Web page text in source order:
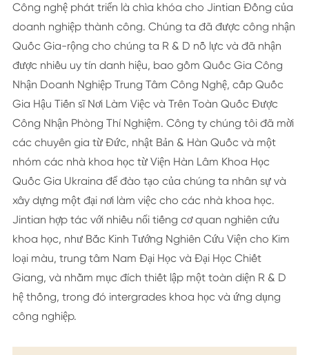
Công nghệ phát triển là chìa khóa cho Jintian Đồng của
doanh nghiệp thành công. Chúng ta đã được công nhận
Quốc Gia-rộng cho chúng ta R & D nỗ lực và đã nhận
được nhiều uy tín danh hiệu, bao gồm Quốc Gia Công
Nhận Doanh Nghiệp Trung Tâm Công Nghệ, cấp Quốc
Gia Hậu Tiến sĩ Nơi Làm Việc và Trên Toàn Quốc Được
Công Nhận Phòng Thí Nghiệm. Công ty chúng tôi đã mời
các chuyên gia từ Đức, nhật Bản & Hàn Quốc và một
nhóm các nhà khoa học từ Viện Hàn Lâm Khoa Học
Quốc Gia Ukraina để đào tạo của chúng ta nhân sự và
xây dựng một đại nơi làm việc cho các nhà khoa học.
Jintian hợp tác với nhiều nổi tiếng cơ quan nghiên cứu
khoa học, như Bắc Kinh Tướng Nghiên Cứu Viện cho Kim
loại màu, trung tâm Nam Đại Học và Đại Học Chiết
Giang, và nhằm mục đích thiết lập một toàn diện R & D
hệ thống, trong đó intergrades khoa học và ứng dụng
công nghiệp.